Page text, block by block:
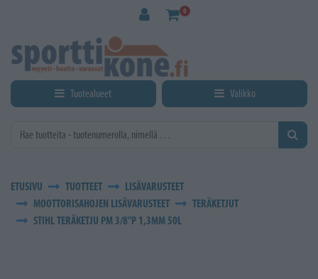
0
Tuotealueet Valikko
ETUSIVU TUOTTEET
LISÄVARUSTEET
MOOTTORISAHOJEN LISÄVARUSTEET
TERÄKETJUT
STIHL TERÄKETJU PM 3/8"P 1,3MM 50L